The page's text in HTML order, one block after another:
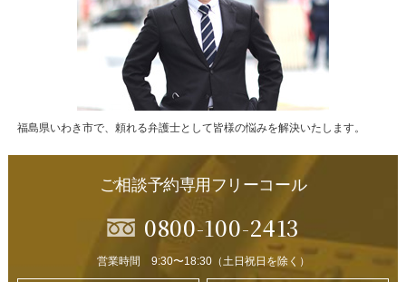
福島県いわき市で、頼れる弁護士として皆様の悩みを解決いたします。
ご相談予約専用フリーコール
0800-100-2413
営業時間 9:30〜18:30（土日祝日を除く）